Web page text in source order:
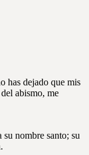
has dejado que mis
abismo, me
su nombre santo; su